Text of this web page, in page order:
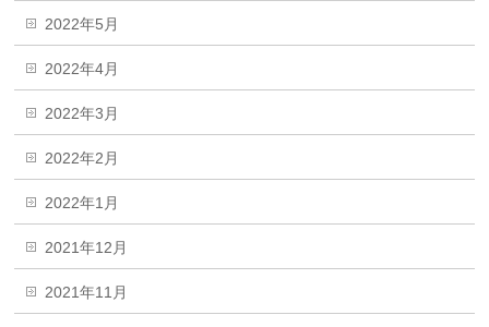
2022年5月
2022年4月
2022年3月
2022年2月
2022年1月
2021年12月
2021年11月